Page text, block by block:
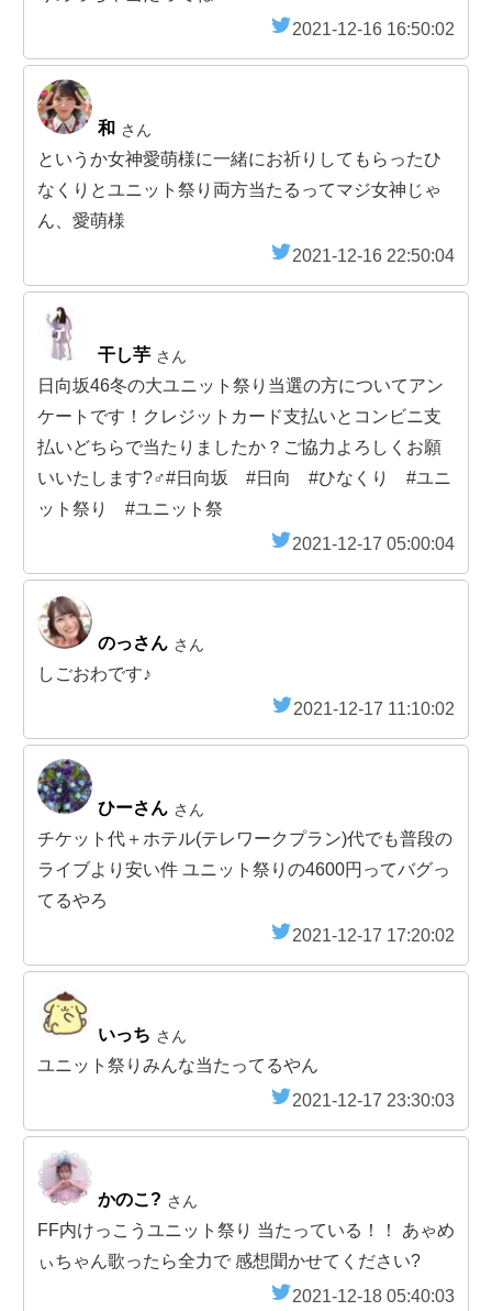
2021-12-16 16:50:02
和 さん
というか女神愛萌様に一緒にお祈りしてもらったひ
なくりとユニット祭り両方当たるってマジ女神じゃ
ん、愛萌様
2021-12-16 22:50:04
干し芋 さん
日向坂46冬の大ユニット祭り当選の方についてアン
ケートです！クレジットカード支払いとコンビニ支
払いどちらで当たりましたか？ご協力よろしくお願
いいたします?‍♂️#日向坂 #日向 #ひなくり #ユニ
ット祭り #ユニット祭
2021-12-17 05:00:04
のっさん さん
しごおわです♪
2021-12-17 11:10:02
ひーさん さん
チケット代＋ホテル(テレワークプラン)代でも普段の
ライブより安い件 ユニット祭りの4600円ってバグっ
てるやろ
2021-12-17 17:20:02
いっち さん
ユニット祭りみんな当たってるやん
2021-12-17 23:30:03
かのこ? さん
FF内けっこうユニット祭り 当たっている！！ あゃめ
ぃちゃん歌ったら全力で 感想聞かせてください?
2021-12-18 05:40:03